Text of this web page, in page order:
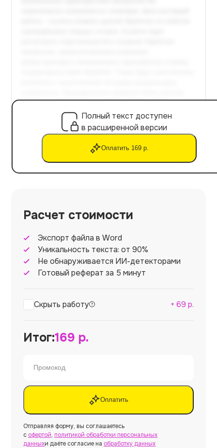
Полный текст доступен
в расширенной версии
Оплатить 169 р.
Расчет стоимости
Экспорт файла в Word
Уникальность текста: от 90%
Не обнаруживается ИИ-детекторами
Готовый реферат за 5 минут
Скрыть работу + 69 р.
Итог:169 р.
Оплатить
Отправляя форму, вы соглашаетесь
с офертой, политикой обработки персональных
данныхи даёте согласие на обработку данных